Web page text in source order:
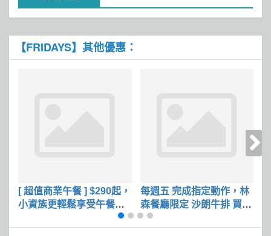
【FRIDAYS】其他優惠：
[ 超值商業午餐 ] $290起，
小資族更輕鬆享受午餐時
每週五 完成指定動作，林
森餐廳限定 沙朗牛排 買一
送一